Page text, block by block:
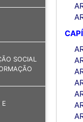
SOCIAL
E